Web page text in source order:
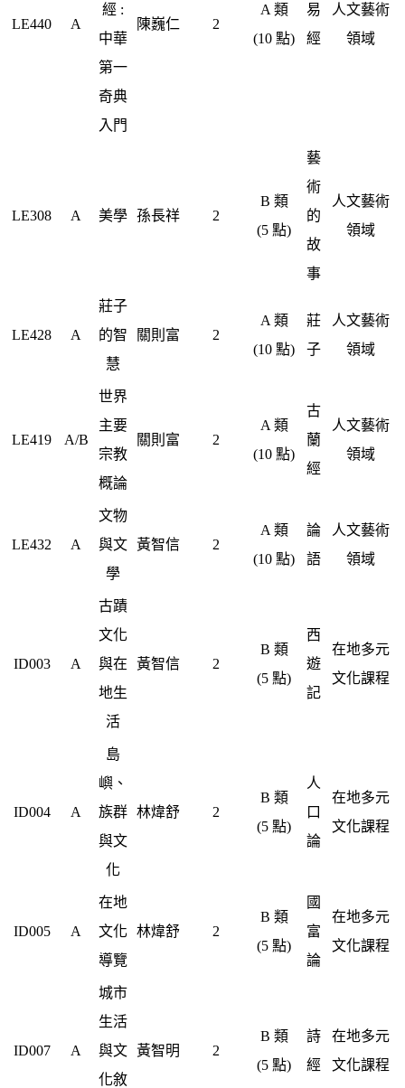
LE440 A
經 :
中華
第一
奇典
入門
陳巍仁 2
A 類
(10 點)
易
經
人文藝術
領域
LE308 A 美學 孫長祥 2
B 類
(5 點)
藝
術
的
故
事
人文藝術
領域
LE428 A
莊子
的智
慧
關則富 2
A 類
(10 點)
莊
子
人文藝術
領域
LE419 A/B
世界
主要
宗教
概論
關則富 2
A 類
(10 點)
古
蘭
經
人文藝術
領域
LE432 A
文物
與文
學
黃智信 2
A 類
(10 點)
論
語
人文藝術
領域
ID003 A
古蹟
文化
與在
地生
活
黃智信 2
B 類
(5 點)
西
遊
記
在地多元
文化課程
ID004 A
島
嶼、
族群
與文
化
林煒舒 2
B 類
(5 點)
人
口
論
在地多元
文化課程
ID005 A
在地
文化
導覽
林煒舒 2
B 類
(5 點)
國
富
論
在地多元
文化課程
ID007 A
城市
生活
與文
化敘
黃智明 2
B 類
(5 點)
詩
經
在地多元
文化課程